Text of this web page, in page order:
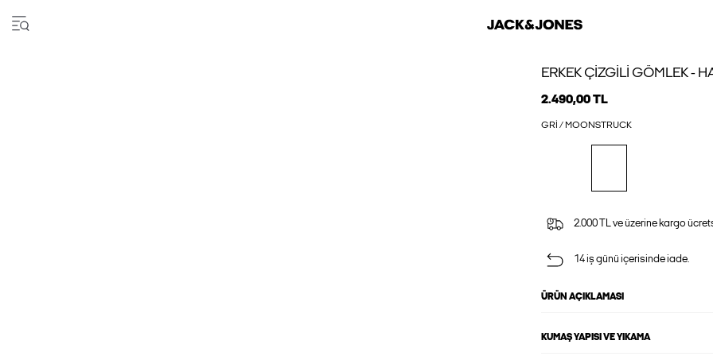
ERKEK ÇIZGILI GÖMLEK -
2.490,00 TL
GRI / MOONSTRUCK
2.000 TL ve üzerine kargo
14 iş günü içerisinde iade.
ÜRÜN AÇIKLAMASI
KUMAŞ YAPISI VE YIKAMA